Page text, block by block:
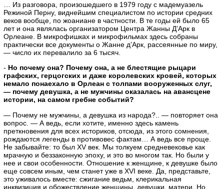
… Из разговора, произошедшего в 1979 году с мадемуазель
Режиной Перну, виднейшим специалистом по истории средних
веков вообще, по жоаниане в частности. В те годы ей было 65
лет и она являлась организатором Центра Жанны Д’Арк в
Орлеане. В микрофишках и микрофильмах здесь собраны
практически все документы о Жанне д’Арк, рассеянные по миру,
— число их перевалило за 6 тысяч.
- Но почему она? Почему она, а не блестящие рыцари
графских, герцогских и даже королевских кровей, которых
немало понаехало в Орлеан с толпами вооруженных слуг,
— почему девушка, а не мужчины оказалась на авансцене
истории, на самом гребне событий?
— Почему не мужчины, а девушка из народа?.. — повторяет она
вопрос. — А ведь, если хотите, именно здесь камень
преткновения для всех историков, отсюда, из этого сомнения,
рождаются легенды в противовес фактам… А ведь все проще.
Не забывайте: то был XV век. Мы толкуем средневековье как
мрачную и беззаконную эпоху, и это во многом так. Но были у
нее и свои особенности. Отношение к женщине, к девушке было
еще совсем иным, чем станет уже в XVI веке. Да, представьте,
это уживалось вместе: сжигание ведьм, клерикальная
инквизиция и обожествление женщины, девушки, матери. Но